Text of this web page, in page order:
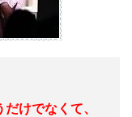
けでなくて、